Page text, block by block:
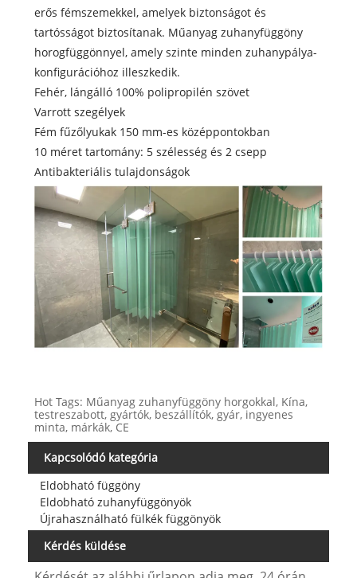
erős fémszemekkel, amelyek biztonságot és
tartósságot biztosítanak. Műanyag zuhanyfüggöny
horogfüggönnyel, amely szinte minden zuhanypálya-
konfigurációhoz illeszkedik.
Fehér, lángálló 100% polipropilén szövet
Varrott szegélyek
Fém fűzőlyukak 150 mm-es középpontokban
10 méret tartomány: 5 szélesség és 2 csepp
Antibakteriális tulajdonságok
Hot Tags: Műanyag zuhanyfüggöny horgokkal, Kína,
testreszabott, gyártók, beszállítók, gyár, ingyenes
minta, márkák, CE
Kapcsolódó kategória
Eldobható függöny
Eldobható zuhanyfüggönyök
Újrahasználható fülkék függönyök
Kérdés küldése